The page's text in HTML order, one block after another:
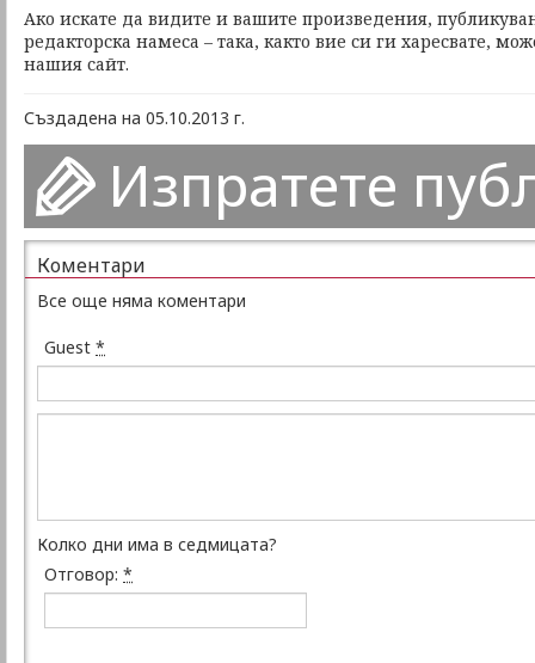
Ако искате да видите и вашите произведения,
редакторска намеса – така, както вие си ги харесвате,
нашия сайт.
Създадена на 05.10.2013 г.
Изпратете
Коментари
Все още няма коментари
Guest *
Колко дни има в седмицата?
Отговор: *